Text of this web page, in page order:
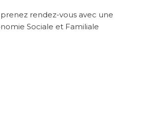
prenez rendez-vous avec une
Sociale et Familiale